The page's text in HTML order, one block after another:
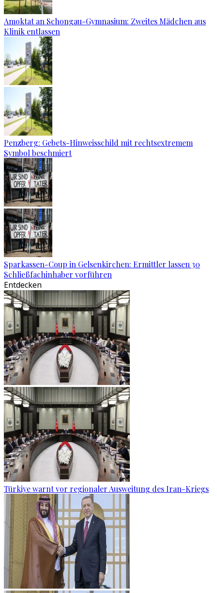
Amoktat an Schongau-Gymnasium: Zweites Mädchen aus
Klinik entlassen
Penzberg: Gebets-Hinweisschild mit rechtsextremem
Symbol beschmiert
Sparkassen-Coup in Gelsenkirchen: Ermittler lassen 30
Schließfachinhaber vorführen
Entdecken
Türkiye warnt vor regionaler Ausweitung des Iran-Kriegs